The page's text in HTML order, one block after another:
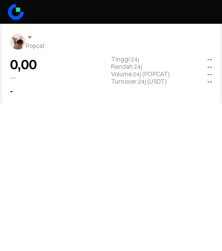
Popcat
0,00
--
-
Tinggi 24j
--
Rendah 24j
--
Volume 24j (POPCAT)
--
Turnover 24j (USDT)
--